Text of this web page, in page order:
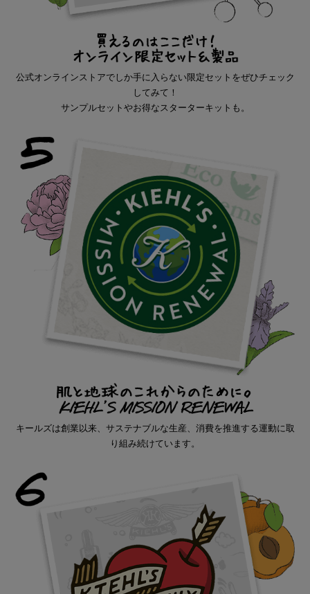
公式オンラインストアでしか手に入らない限定セットをぜひチェック
してみて！
サンプルセットやお得なスターターキットも。
キールズは創業以来、サステナブルな生産、消費を推進する運動に​取
り組み続けています。